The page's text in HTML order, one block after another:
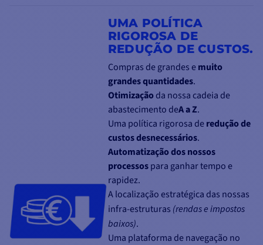
UMA POLÍTICA
RIGOROSA DE
REDUÇÃO DE CUSTOS.
Compras de grandes emuito
grandes quantidades.
Otimizaçãoda nossa cadeia de
abastecimento deA a Z.
Uma política rigorosa deredução de
custos desnecessários.
Automatização dos nossos
processospara ganhar tempo e
rapidez.
A localização estratégica das nossas
infra-estruturas (rendas e impostos
baixos).
Uma plataforma de navegação no